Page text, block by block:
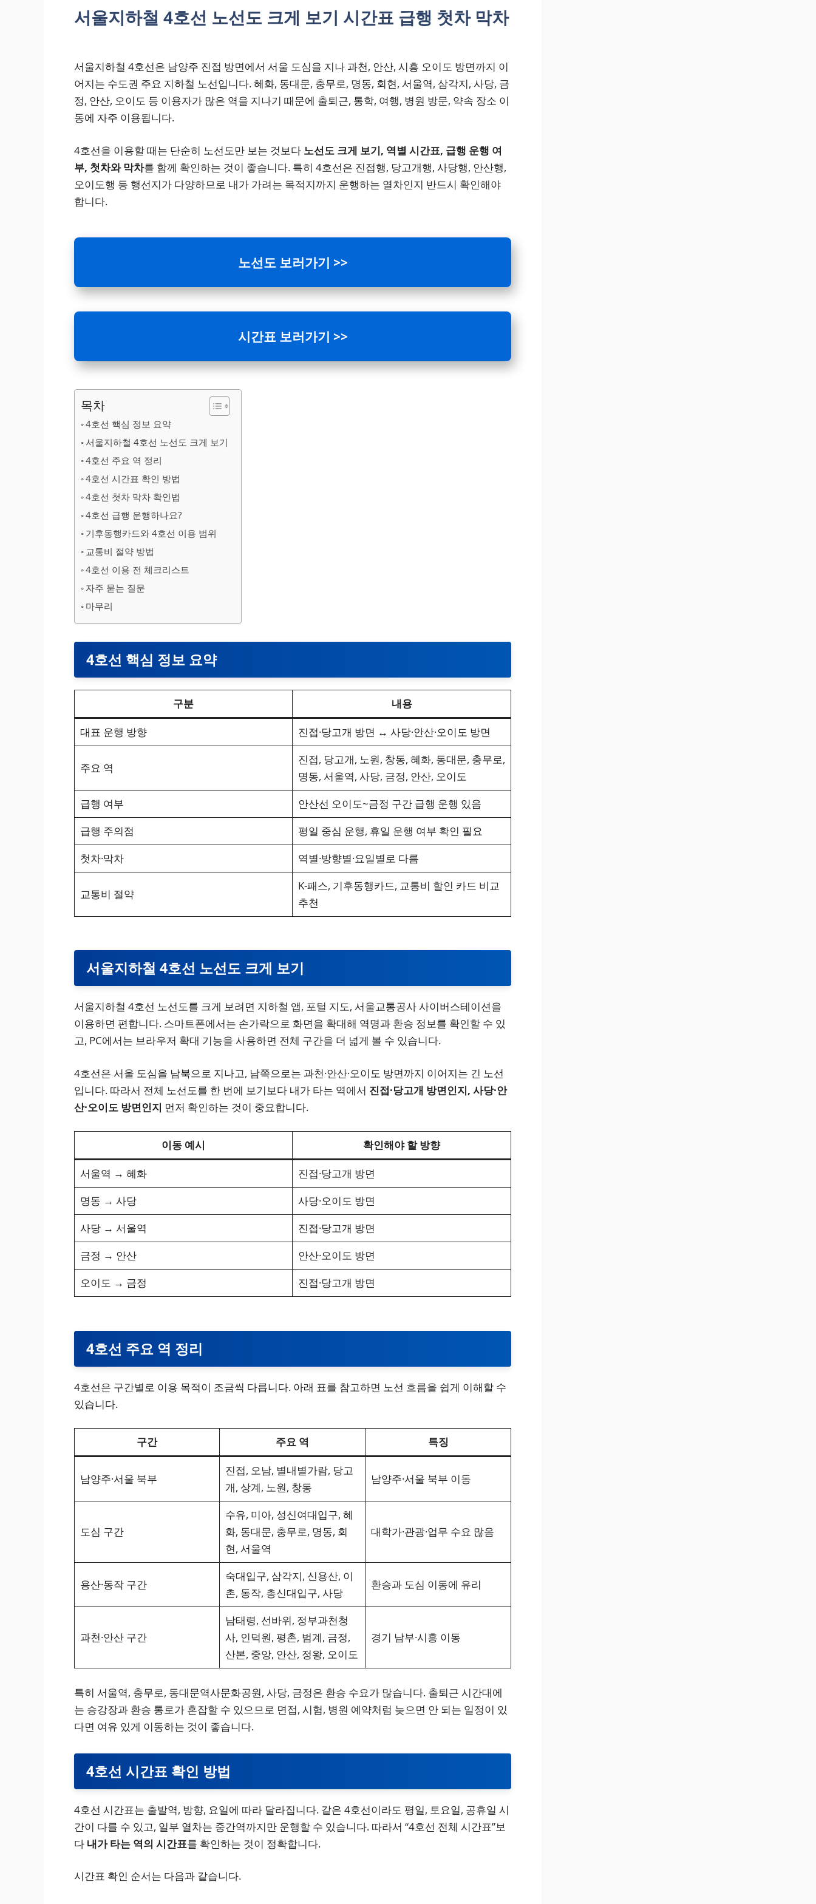
서울지하철 4호선 노선도 크게 보기 시간표 급행 첫차 막차
서울지하철 4호선은 남양주 진접 방면에서 서울 도심을 지나 과천, 안산, 시흥 오이도 방면까지 이
어지는 수도권 주요 지하철 노선입니다. 혜화, 동대문, 충무로, 명동, 회현, 서울역, 삼각지, 사당, 금
정, 안산, 오이도 등 이용자가 많은 역을 지나기 때문에 출퇴근, 통학, 여행, 병원 방문, 약속 장소 이
동에 자주 이용됩니다.
4호선을 이용할 때는 단순히 노선도만 보는 것보다 노선도 크게 보기, 역별 시간표, 급행 운행 여
부, 첫차와 막차를 함께 확인하는 것이 좋습니다. 특히 4호선은 진접행, 당고개행, 사당행, 안산행,
오이도행 등 행선지가 다양하므로 내가 가려는 목적지까지 운행하는 열차인지 반드시 확인해야
합니다.
노선도 보러가기 >>
시간표 보러가기 >>
목차
4호선 핵심 정보 요약
서울지하철 4호선 노선도 크게 보기
4호선 주요 역 정리
4호선 시간표 확인 방법
4호선 첫차 막차 확인법
4호선 급행 운행하나요?
기후동행카드와 4호선 이용 범위
교통비 절약 방법
4호선 이용 전 체크리스트
자주 묻는 질문
마무리
4호선 핵심 정보 요약
구분 내용
대표 운행 방향 진접·당고개 방면 ↔ 사당·안산·오이도 방면
주요 역
진접, 당고개, 노원, 창동, 혜화, 동대문, 충무로,
명동, 서울역, 사당, 금정, 안산, 오이도
급행 여부
안산선 오이도~금정 구간 급행 운행 있음
급행 주의점
평일 중심 운행, 휴일 운행 여부 확인 필요
첫차·막차
역별·방향별·요일별로 다름
교통비 절약
K-패스, 기후동행카드, 교통비 할인 카드 비교
추천
서울지하철 4호선 노선도 크게 보기
서울지하철 4호선 노선도를 크게 보려면 지하철 앱, 포털 지도, 서울교통공사 사이버스테이션을
이용하면 편합니다. 스마트폰에서는 손가락으로 화면을 확대해 역명과 환승 정보를 확인할 수 있
고, PC에서는 브라우저 확대 기능을 사용하면 전체 구간을 더 넓게 볼 수 있습니다.
4호선은 서울 도심을 남북으로 지나고, 남쪽으로는 과천·안산·오이도 방면까지 이어지는 긴 노선
입니다. 따라서 전체 노선도를 한 번에 보기보다 내가 타는 역에서 진접·당고개 방면인지, 사당·안
산·오이도 방면인지 먼저 확인하는 것이 중요합니다.
이동 예시 확인해야 할 방향
서울역 → 혜화
진접·당고개 방면
명동 → 사당
사당·오이도 방면
사당 → 서울역
진접·당고개 방면
금정 → 안산
안산·오이도 방면
오이도 → 금정
진접·당고개 방면
4호선 주요 역 정리
4호선은 구간별로 이용 목적이 조금씩 다릅니다. 아래 표를 참고하면 노선 흐름을 쉽게 이해할 수
있습니다.
구간 주요 역 특징
남양주·서울 북부
진접, 오남, 별내별가람, 당고
개, 상계, 노원, 창동
남양주·서울 북부 이동
도심 구간
수유, 미아, 성신여대입구, 혜
화, 동대문, 충무로, 명동, 회
현, 서울역
대학가·관광·업무 수요 많음
용산·동작 구간
숙대입구, 삼각지, 신용산, 이
촌, 동작, 총신대입구, 사당
환승과 도심 이동에 유리
과천·안산 구간
남태령, 선바위, 정부과천청
사, 인덕원, 평촌, 범계, 금정,
산본, 중앙, 안산, 정왕, 오이도
경기 남부·시흥 이동
특히 서울역, 충무로, 동대문역사문화공원, 사당, 금정은 환승 수요가 많습니다. 출퇴근 시간대에
는 승강장과 환승 통로가 혼잡할 수 있으므로 면접, 시험, 병원 예약처럼 늦으면 안 되는 일정이 있
다면 여유 있게 이동하는 것이 좋습니다.
4호선 시간표 확인 방법
4호선 시간표는 출발역, 방향, 요일에 따라 달라집니다. 같은 4호선이라도 평일, 토요일, 공휴일 시
간이 다를 수 있고, 일부 열차는 중간역까지만 운행할 수 있습니다. 따라서 “4호선 전체 시간표”보
다 내가 타는 역의 시간표를 확인하는 것이 정확합니다.
시간표 확인 순서는 다음과 같습니다.